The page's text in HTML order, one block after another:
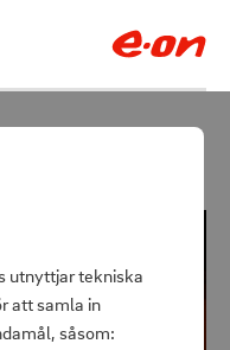
utnyttjar tekniska
att samla in
såsom: